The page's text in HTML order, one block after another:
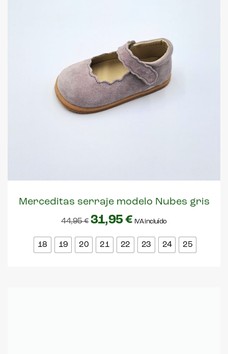
Merceditas serraje modelo Nubes gris
44,95€ 31,95€ IVA incluído
18 19 20 21 22 23 24 25